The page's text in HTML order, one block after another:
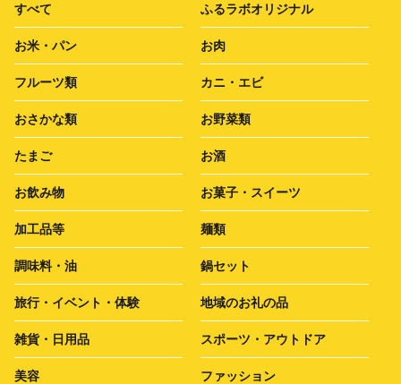
すべて ふるラボオリジナル
お米・パン お肉
フルーツ類 カニ・エビ
おさかな類 お野菜類
たまご お酒
お飲み物 お菓子・スイーツ
加工品等 麺類
調味料・油 鍋セット
旅行・イベント・体験 地域のお礼の品
雑貨・日用品 スポーツ・アウトドア
美容 ファッション